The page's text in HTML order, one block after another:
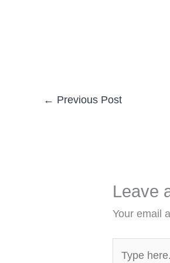
← Previous Post
Leave
Your email